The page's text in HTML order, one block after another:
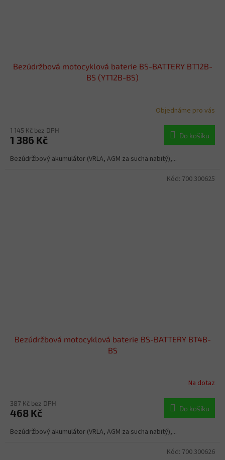
Bezúdržbová motocyklová baterie BS-BATTERY BT12B-
BS (YT12B-BS)
Objednáme pro vás
1 145 Kč bez DPH
1 386 Kč Do košíku
Bezúdržbový akumulátor (VRLA, AGM za sucha nabitý),...
Bezúdržbová motocyklová baterie BS-BATTERY BT4B-
BS
Na dotaz
387 Kč bez DPH
468 Kč Do košíku
Bezúdržbový akumulátor (VRLA, AGM za sucha nabitý),...
Kód: 700.300625
Kód: 700.300626